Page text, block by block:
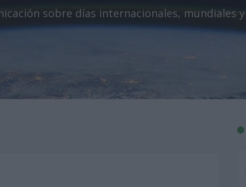
sobre días internacionales, mundiales